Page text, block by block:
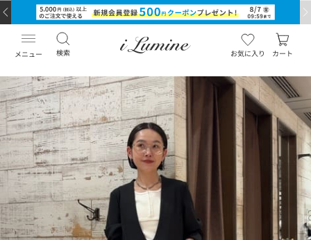
メニュー 検索 お気に入り カート